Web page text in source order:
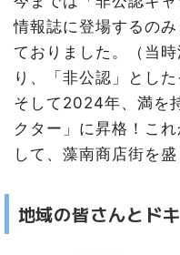
情報誌に登場するの
ておりました。（当
り、「非公認」とした
そして2024年、満を
クター」に昇格！こ
して、藻南商店街を
地域の皆さんとド